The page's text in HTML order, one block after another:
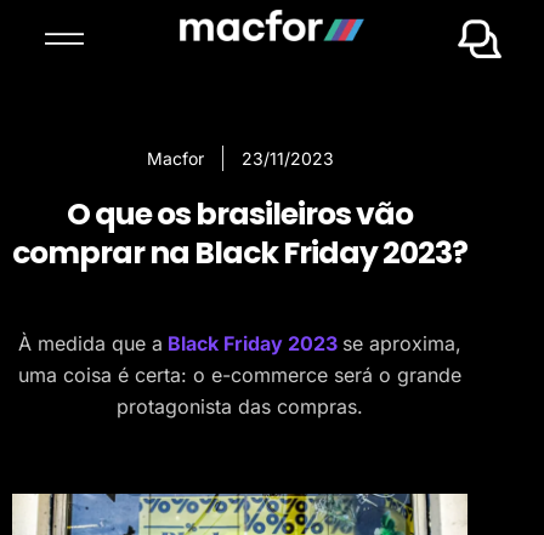
Macfor 23/11/2023
O que os brasileiros vão
comprar na Black Friday 2023?
À medida que a Black Friday 2023 se aproxima,
uma coisa é certa: o e-commerce será o grande
protagonista das compras.